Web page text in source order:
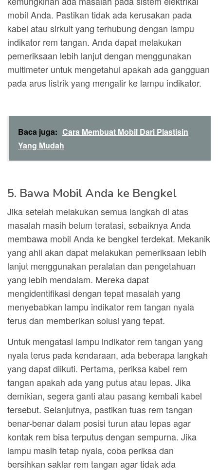
mobil Anda. Pastikan tidak ada kerusakan pada
kabel atau sirkuit yang terhubung dengan lampu
indikator rem tangan. Anda dapat melakukan
pemeriksaan lebih lanjut dengan menggunakan
multimeter untuk mengetahui apakah ada gangguan
pada arus listrik yang mengalir ke lampu indikator.
Baca juga: Cara Membuat Mobil Dari Plastisin
Yang Mudah
5. Bawa Mobil Anda ke Bengkel
Jika setelah melakukan semua langkah di atas
masalah masih belum teratasi, sebaiknya Anda
membawa mobil Anda ke bengkel terdekat. Mekanik
yang ahli akan dapat melakukan pemeriksaan lebih
lanjut menggunakan peralatan dan pengetahuan
yang lebih mendalam. Mereka dapat
mengidentifikasi dengan tepat masalah yang
menyebabkan lampu indikator rem tangan nyala
terus dan memberikan solusi yang tepat.
Untuk mengatasi lampu indikator rem tangan yang
nyala terus pada kendaraan, ada beberapa langkah
yang dapat diikuti. Pertama, periksa kabel rem
tangan apakah ada yang putus atau lepas. Jika
demikian, segera ganti atau pasang kembali kabel
tersebut. Selanjutnya, pastikan tuas rem tangan
benar-benar dalam posisi turun atau lepas agar
kontak rem bisa terputus dengan sempurna. Jika
lampu masih tetap nyala, coba periksa dan
bersihkan saklar rem tangan agar tidak ada